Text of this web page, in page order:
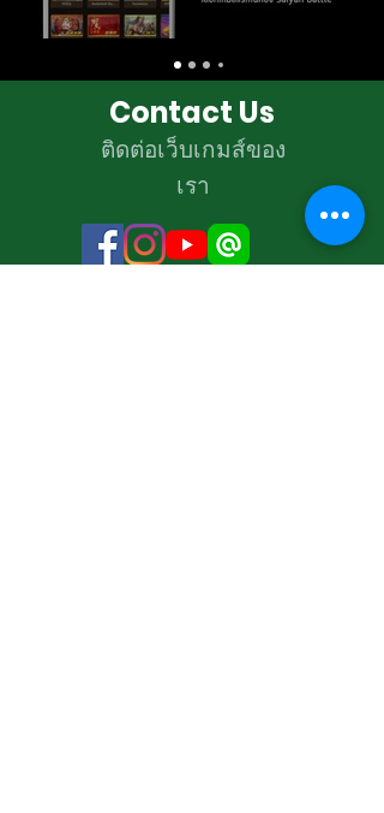
Contact Us
ติดต่อเว็บเกมส์ของ
เรา